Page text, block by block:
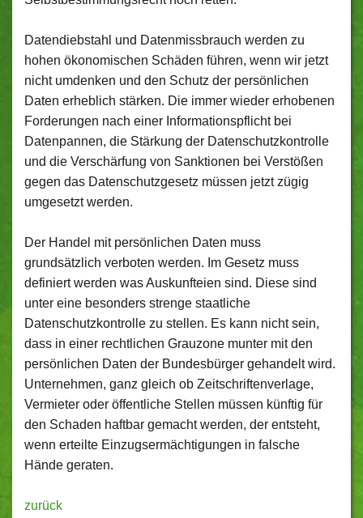
Datendiebstahl und Datenmissbrauch werden zu
hohen ökonomischen Schäden führen, wenn wir jetzt
nicht umdenken und den Schutz der persönlichen
Daten erheblich stärken. Die immer wieder erhobenen
Forderungen nach einer Informationspflicht bei
Datenpannen, die Stärkung der Datenschutzkontrolle
und die Verschärfung von Sanktionen bei Verstößen
gegen das Datenschutzgesetz müssen jetzt zügig
umgesetzt werden.
Der Handel mit persönlichen Daten muss
grundsätzlich verboten werden. Im Gesetz muss
definiert werden was Auskunfteien sind. Diese sind
unter eine besonders strenge staatliche
Datenschutzkontrolle zu stellen. Es kann nicht sein,
dass in einer rechtlichen Grauzone munter mit den
persönlichen Daten der Bundesbürger gehandelt wird.
Unternehmen, ganz gleich ob Zeitschriftenverlage,
Vermieter oder öffentliche Stellen müssen künftig für
den Schaden haftbar gemacht werden, der entsteht,
wenn erteilte Einzugsermächtigungen in falsche
Hände geraten.
zurück